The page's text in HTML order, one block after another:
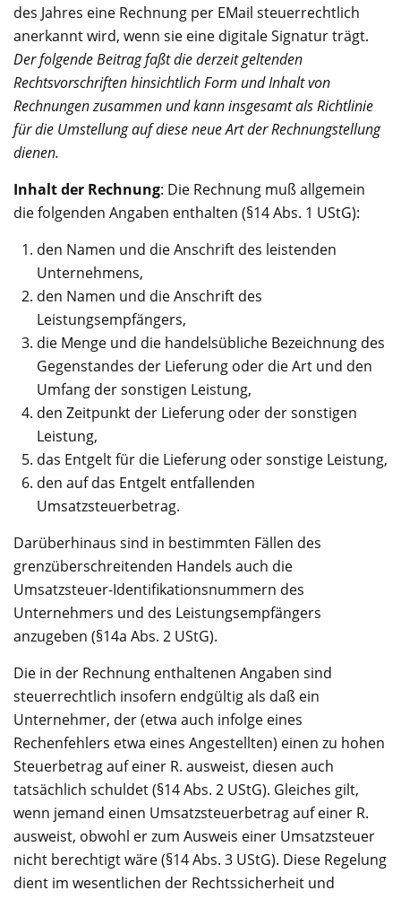
des Jahres eine Rechnung per EMail steuerrechtlich
anerkannt wird, wenn sie eine digitale Signatur trägt.
Der folgende Beitrag faßt die derzeit geltenden
Rechtsvorschriften hinsichtlich Form und Inhalt von
Rechnungen zusammen und kann insgesamt als Richtlinie
für die Umstellung auf diese neue Art der Rechnungstellung
dienen.
Inhalt der Rechnung: Die Rechnung muß allgemein
die folgenden Angaben enthalten (§14 Abs. 1 UStG):
den Namen und die Anschrift des leistenden
Unternehmens,
den Namen und die Anschrift des
Leistungsempfängers,
die Menge und die handelsübliche Bezeichnung des
Gegenstandes der Lieferung oder die Art und den
Umfang der sonstigen Leistung,
den Zeitpunkt der Lieferung oder der sonstigen
Leistung,
das Entgelt für die Lieferung oder sonstige Leistung,
den auf das Entgelt entfallenden
Umsatzsteuerbetrag.
Darüberhinaus sind in bestimmten Fällen des
grenzüberschreitenden Handels auch die
Umsatzsteuer-Identifikationsnummern des
Unternehmers und des Leistungsempfängers
anzugeben (§14a Abs. 2 UStG).
Die in der Rechnung enthaltenen Angaben sind
steuerrechtlich insofern endgültig als daß ein
Unternehmer, der (etwa auch infolge eines
Rechenfehlers etwa eines Angestellten) einen zu hohen
Steuerbetrag auf einer R. ausweist, diesen auch
tatsächlich schuldet (§14 Abs. 2 UStG). Gleiches gilt,
wenn jemand einen Umsatzsteuerbetrag auf einer R.
ausweist, obwohl er zum Ausweis einer Umsatzsteuer
nicht berechtigt wäre (§14 Abs. 3 UStG). Diese Regelung
dient im wesentlichen der Rechtssicherheit und